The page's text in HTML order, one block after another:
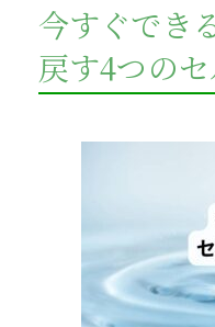
今すぐでき
戻す4つの